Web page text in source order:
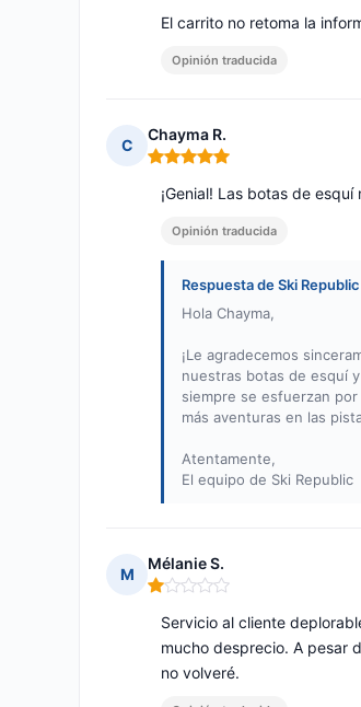
El carrito no retoma la
Opinión traducida
C
Chayma R.
Nota: 5 de 5
¡Genial! Las botas de
Opinión traducida
Respuesta de Ski Republic
Hola Chayma,
¡Le agradecemos
nuestras botas de esquí
siempre se esfuerzan
más aventuras en las
Atentamente,
El equipo de Ski Republic
M
Mélanie S.
Nota: 1 de 5
Servicio al cliente
mucho desprecio. A pesar
no volveré.